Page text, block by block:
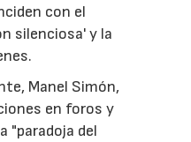
con el
silenciosa' y la
Manel Simón,
en foros y
"paradoja del